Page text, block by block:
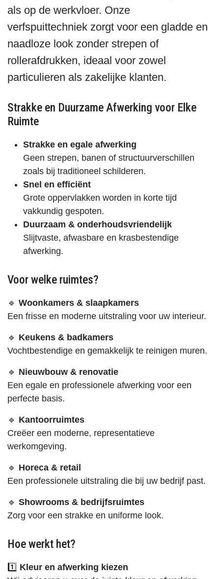
als op de werkvloer. Onze
verfspuittechniek zorgt voor een gladde en
naadloze look zonder strepen of
rollerafdrukken, ideaal voor zowel
particulieren als zakelijke klanten.
Strakke en Duurzame Afwerking voor Elke
Ruimte
Strakke en egale afwerking
Geen strepen, banen of structuurverschillen
zoals bij traditioneel schilderen.
Snel en efficiënt
Grote oppervlakken worden in korte tijd
vakkundig gespoten.
Duurzaam & onderhoudsvriendelijk
Slijtvaste, afwasbare en krasbestendige
afwerking.
Voor welke ruimtes?
🔹 Woonkamers & slaapkamers
Een frisse en moderne uitstraling voor uw interieur.
🔹 Keukens & badkamers
Vochtbestendige en gemakkelijk te reinigen muren.
🔹 Nieuwbouw & renovatie
Een egale en professionele afwerking voor een
perfecte basis.
🔹 Kantoorruimtes
Creëer een moderne, representatieve
werkomgeving.
🔹 Horeca & retail
Een professionele uitstraling die bij uw bedrijf past.
🔹 Showrooms & bedrijfsruimtes
Zorg voor een strakke en uniforme look.
Hoe werkt het?
1️⃣ Kleur en afwerking kiezen